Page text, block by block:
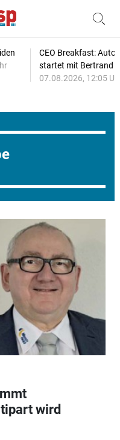
CEO Breakfast:
startet mit Bertrand
07.08.2026, 12:05
wird